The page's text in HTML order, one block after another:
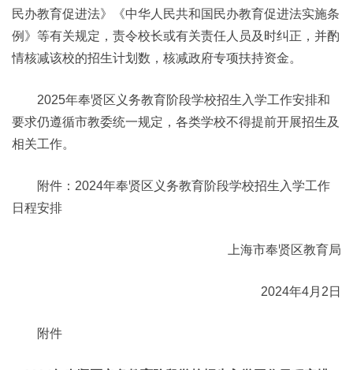
民办教育促进法》《中华人民共和国民办教育促进法实施条
例》等有关规定，责令校长或有关责任人员及时纠正，并酌
情核减该校的招生计划数，核减政府专项扶持资金。
2025年奉贤区义务教育阶段学校招生入学工作安排和
要求仍遵循市教委统一规定，各类学校不得提前开展招生及
相关工作。
附件：2024年奉贤区义务教育阶段学校招生入学工作
日程安排
上海市奉贤区教育局
2024年4月2日
附件